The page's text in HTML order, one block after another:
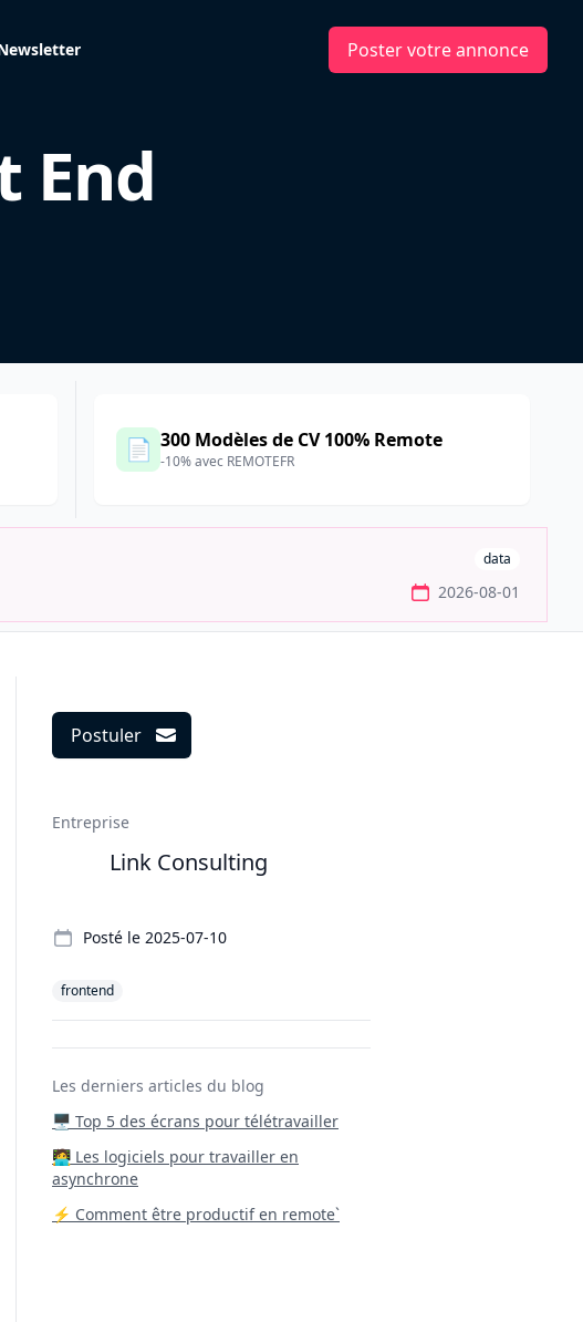
Poster votre annonce
End
📄 300 Modèles de CV 100% Remote
-10% avec REMOTEFR
data
2026-08-01
Postuler
Entreprise
Link Consulting
Posté le 2025-07-10
frontend
Les derniers articles du blog
🖥️ Top 5 des écrans pour télétravailler
‍🧑‍💻 Les logiciels pour travailler en
asynchrone
⚡ Comment être productif en remote`